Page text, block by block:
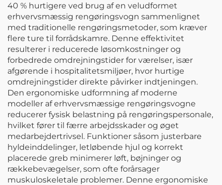
40 % hurtigere ved brug af en veludformet
erhvervsmæssig rengøringsvogn sammenlignet
med traditionelle rengøringsmetoder, som kræver
flere ture til forrådskamre. Denne effektivitet
resulterer i reducerede løsomkostninger og
forbedrede omdrejningstider for værelser, især
afgørende i hospitalitetsmiljøer, hvor hurtige
omdrejningstider direkte påvirker indtjeningen.
Den ergonomiske udformning af moderne
modeller af erhvervsmæssige rengøringsvogne
reducerer fysisk belastning på rengøringspersonale,
hvilket fører til færre arbejdsskader og øget
medarbejdertrivsel. Funktioner såsom justerbare
hyldeinddelinger, letløbende hjul og korrekt
placerede greb minimerer løft, bøjninger og
rækkebevægelser, som ofte forårsager
muskuloskeletale problemer. Denne ergonomiske